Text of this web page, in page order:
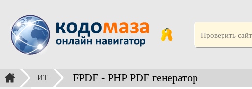
ИТ FPDF - PHP PDF генератор